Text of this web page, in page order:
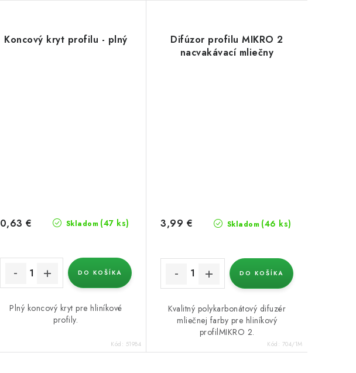
Koncový kryt profilu - plný
Skladom (47 ks)
0,63 €
DO KOŠÍKA
Plný koncový kryt pre hliníkové
profily.
Kód: 51984
Difúzor profilu MIKRO 2
nacvakávací mliečny
Skladom (46 ks)
3,99 €
DO KOŠÍKA
Kvalitný polykarbonátový difuzér
mliečnej farby pre hliníkový
profilMIKRO 2.
Kód: 704/1M